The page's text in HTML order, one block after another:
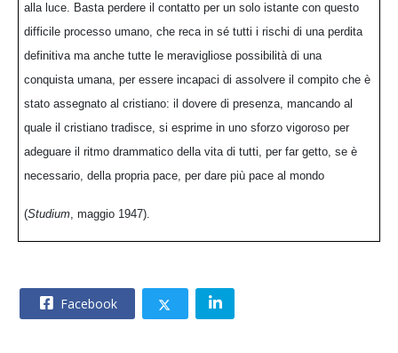
alla luce. Basta perdere il contatto per un solo istante con questo
difficile processo umano, che reca in sé tutti i rischi di una perdita
definitiva ma anche tutte le meravigliose possibilità di una
conquista umana, per essere incapaci di assolvere il compito che è
stato assegnato al cristiano: il dovere di presenza, mancando al
quale il cristiano tradisce, si esprime in uno sforzo vigoroso per
adeguare il ritmo drammatico della vita di tutti, per far getto, se è
necessario, della propria pace, per dare più pace al mondo
(Studium, maggio 1947).
Facebook